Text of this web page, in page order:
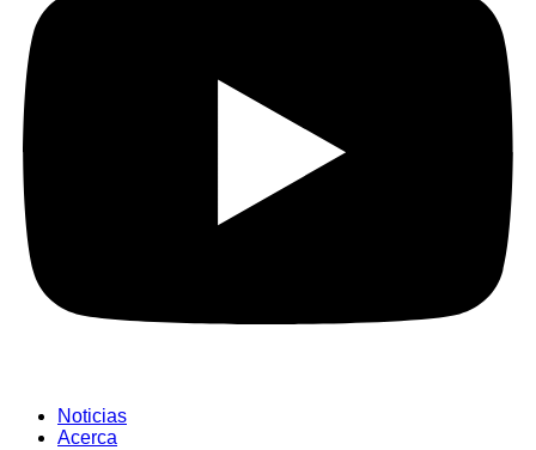
Noticias
Acerca